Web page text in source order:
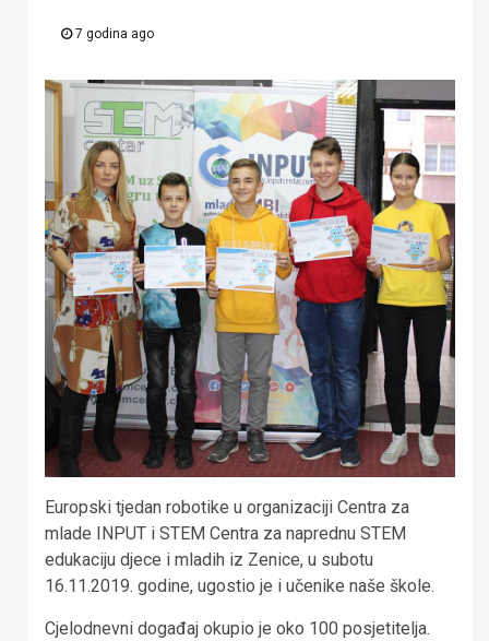
7 godina ago
Europski tjedan robotike u organizaciji Centra za
mlade INPUT i STEM Centra za naprednu STEM
edukaciju djece i mladih iz Zenice, u subotu
16.11.2019. godine, ugostio je i učenike naše škole.
Cjelodnevni događaj okupio je oko 100 posjetitelja.